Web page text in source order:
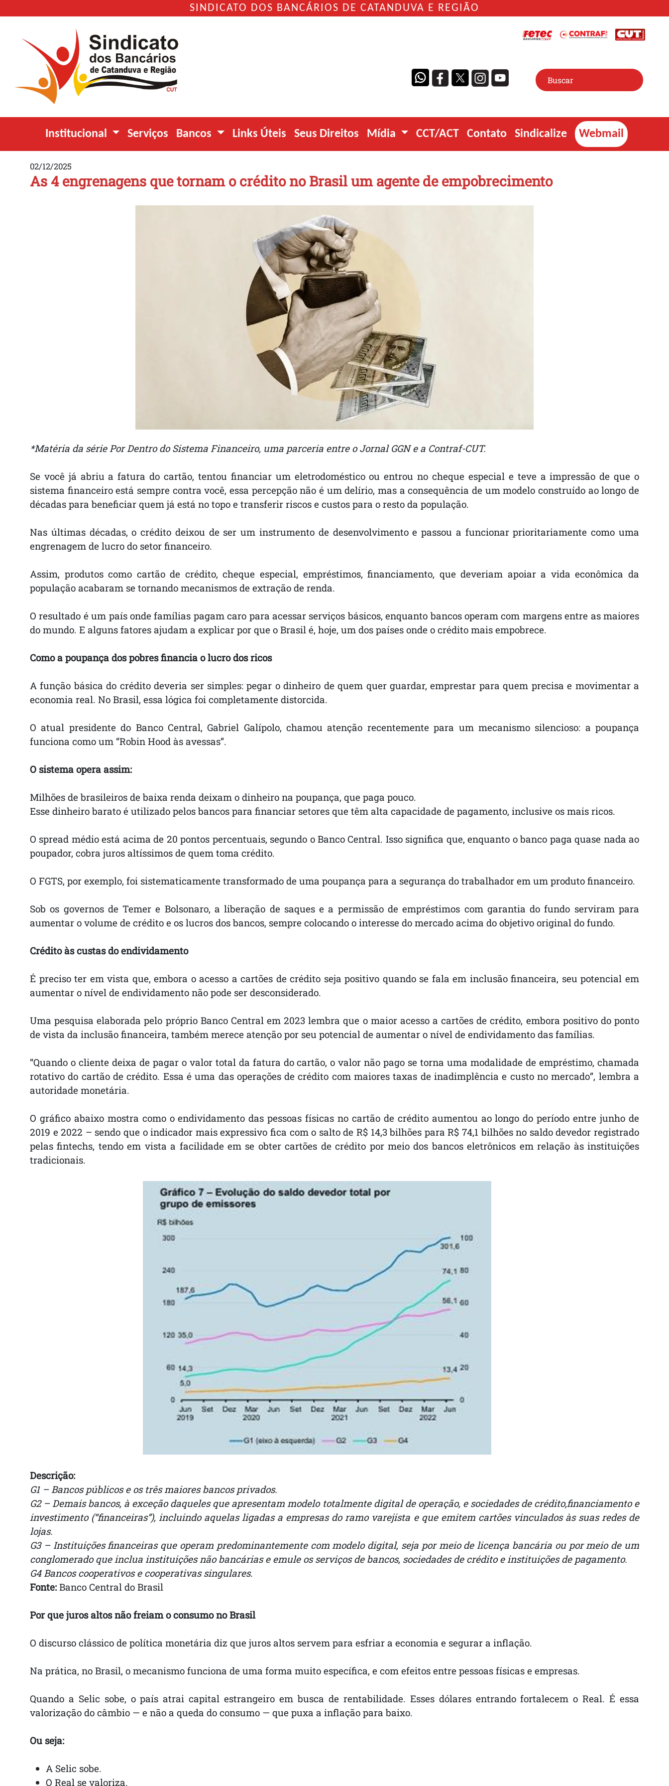
SINDICATO DOS BANCÁRIOS DE CATANDUVA E REGIÃO
Institucional Serviços Bancos Links Úteis Seus Direitos Mídia CCT/ACT Contato Sindicalize Webmail
02/12/2025
As 4 engrenagens que tornam o crédito no Brasil um agente de empobrecimento
*Matéria da série Por Dentro do Sistema Financeiro, uma parceria entre o Jornal GGN e a Contraf-CUT.
Se você já abriu a fatura do cartão, tentou financiar um eletrodoméstico ou entrou no cheque especial e teve a impressão de que o
sistema financeiro está sempre contra você, essa percepção não é um delírio, mas a consequência de um modelo construído ao longo de
décadas para beneficiar quem já está no topo e transferir riscos e custos para o resto da população.
Nas últimas décadas, o crédito deixou de ser um instrumento de desenvolvimento e passou a funcionar prioritariamente como uma
engrenagem de lucro do setor financeiro.
Assim, produtos como cartão de crédito, cheque especial, empréstimos, financiamento, que deveriam apoiar a vida econômica da
população acabaram se tornando mecanismos de extração de renda.
O resultado é um país onde famílias pagam caro para acessar serviços básicos, enquanto bancos operam com margens entre as maiores
do mundo. E alguns fatores ajudam a explicar por que o Brasil é, hoje, um dos países onde o crédito mais empobrece.
Como a poupança dos pobres financia o lucro dos ricos
A função básica do crédito deveria ser simples: pegar o dinheiro de quem quer guardar, emprestar para quem precisa e movimentar a
economia real. No Brasil, essa lógica foi completamente distorcida.
O atual presidente do Banco Central, Gabriel Galípolo, chamou atenção recentemente para um mecanismo silencioso: a poupança
funciona como um “Robin Hood às avessas”.
O sistema opera assim:
Milhões de brasileiros de baixa renda deixam o dinheiro na poupança, que paga pouco.
Esse dinheiro barato é utilizado pelos bancos para financiar setores que têm alta capacidade de pagamento, inclusive os mais ricos.
O spread médio está acima de 20 pontos percentuais, segundo o Banco Central. Isso significa que, enquanto o banco paga quase nada ao
poupador, cobra juros altíssimos de quem toma crédito.
O FGTS, por exemplo, foi sistematicamente transformado de uma poupança para a segurança do trabalhador em um produto financeiro.
Sob os governos de Temer e Bolsonaro, a liberação de saques e a permissão de empréstimos com garantia do fundo serviram para
aumentar o volume de crédito e os lucros dos bancos, sempre colocando o interesse do mercado acima do objetivo original do fundo.
Crédito às custas do endividamento
É preciso ter em vista que, embora o acesso a cartões de crédito seja positivo quando se fala em inclusão financeira, seu potencial em
aumentar o nível de endividamento não pode ser desconsiderado.
Uma pesquisa elaborada pelo próprio Banco Central em 2023 lembra que o maior acesso a cartões de crédito, embora positivo do ponto
de vista da inclusão financeira, também merece atenção por seu potencial de aumentar o nível de endividamento das famílias.
“Quando o cliente deixa de pagar o valor total da fatura do cartão, o valor não pago se torna uma modalidade de empréstimo, chamada
rotativo do cartão de crédito. Essa é uma das operações de crédito com maiores taxas de inadimplência e custo no mercado”, lembra a
autoridade monetária.
O gráfico abaixo mostra como o endividamento das pessoas físicas no cartão de crédito aumentou ao longo do período entre junho de
2019 e 2022 – sendo que o indicador mais expressivo fica com o salto de R$ 14,3 bilhões para R$ 74,1 bilhões no saldo devedor registrado
pelas fintechs, tendo em vista a facilidade em se obter cartões de crédito por meio dos bancos eletrônicos em relação às instituições
tradicionais.
Descrição:
G1 – Bancos públicos e os três maiores bancos privados.
G2 – Demais bancos, à exceção daqueles que apresentam modelo totalmente digital de operação, e sociedades de crédito,financiamento e
investimento (“financeiras”), incluindo aquelas ligadas a empresas do ramo varejista e que emitem cartões vinculados às suas redes de
lojas.
G3 – Instituições financeiras que operam predominantemente com modelo digital, seja por meio de licença bancária ou por meio de um
conglomerado que inclua instituições não bancárias e emule os serviços de bancos, sociedades de crédito e instituições de pagamento.
G4 Bancos cooperativos e cooperativas singulares.
Fonte: Banco Central do Brasil
Por que juros altos não freiam o consumo no Brasil
O discurso clássico de política monetária diz que juros altos servem para esfriar a economia e segurar a inflação.
Na prática, no Brasil, o mecanismo funciona de uma forma muito específica, e com efeitos entre pessoas físicas e empresas.
Quando a Selic sobe, o país atrai capital estrangeiro em busca de rentabilidade. Esses dólares entrando fortalecem o Real. É essa
valorização do câmbio — e não a queda do consumo — que puxa a inflação para baixo.
Ou seja:
A Selic sobe.
O Real se valoriza.